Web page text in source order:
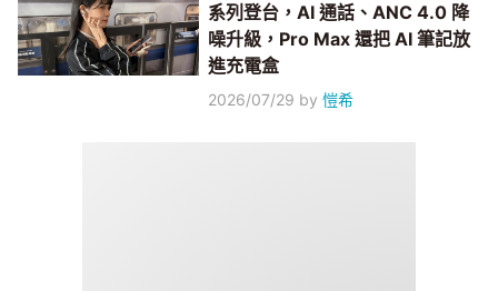
系列登台，AI 通話、ANC 4.0 降
噪升級，Pro Max 還把 AI 筆記放
進充電盒
2026/07/29 by愷希